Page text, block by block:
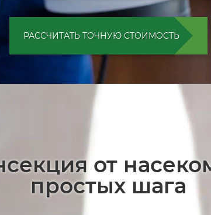
РАССЧИТАТЬ ТОЧНУЮ СТОИМОСТЬ
от
простых шага